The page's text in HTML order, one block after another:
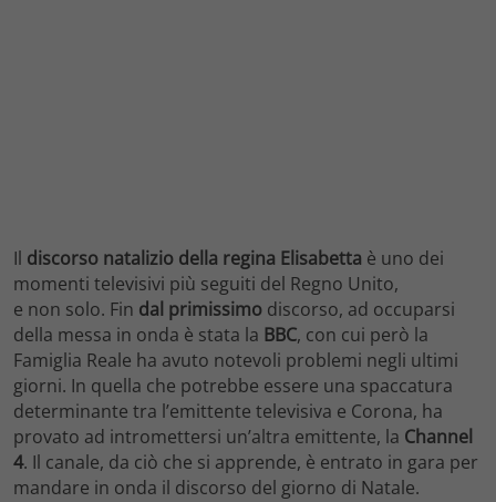
Il discorso natalizio della regina Elisabetta è uno dei
momenti televisivi più seguiti del Regno Unito,
e non solo. Fin dal primissimo discorso, ad occuparsi
della messa in onda è stata la BBC, con cui però la
Famiglia Reale ha avuto notevoli problemi negli ultimi
giorni. In quella che potrebbe essere una spaccatura
determinante tra l’emittente televisiva e Corona, ha
provato ad intromettersi un’altra emittente, la Channel
4. Il canale, da ciò che si apprende, è entrato in gara per
mandare in onda il discorso del giorno di Natale.